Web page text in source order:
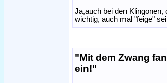
Ja,auch bei den
wichtig, auch mal "feige"
"Mit dem Zwang
ein!"